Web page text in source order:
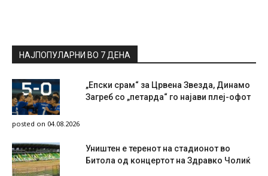
НАЈПОПУЛАРНИ ВО 7 ДЕНА
„Епски срам“ за Црвена Звезда, Динамо
Загреб со „петарда“ го најави плеј-офот
posted on 04.08.2026
Уништен е теренот на стадионот во
Битола од концертот на Здравко Чолиќ